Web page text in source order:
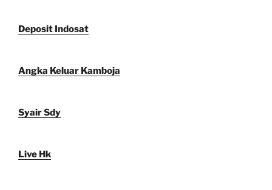
Deposit Indosat
Angka Keluar Kamboja
Syair Sdy
Live Hk